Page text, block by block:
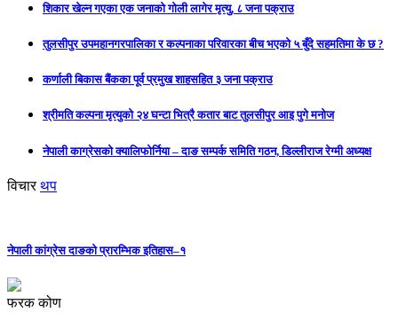
शिकार खेल्न गएका एक जनाको गोली लागेर मृत्यु, ८ जना पक्राउ
तुलसीपुर उपमहानगरपालिका र कल्पनाका परिवारका बीच भएको ५ बुँदे सहमतिमा के छ ?
कर्णाली बिकास बैंकका पूर्व प्रमुख शाहसहित ३ जना पक्राउ
श्रीमति कल्पना मृत्युको २४ घन्टा भित्रै कतार बाट तुलसीपुर आइ पुगे मनोज
नेपाली काग्रेसको क्यालिफोर्निया – दाङ सम्पर्क समिति गठन, डिल्लीराज रेग्मी अध्यक्ष
विचार थप
नेपाली कांग्रेस दाङको प्रारम्भिक इतिहास–१
फरक कोण